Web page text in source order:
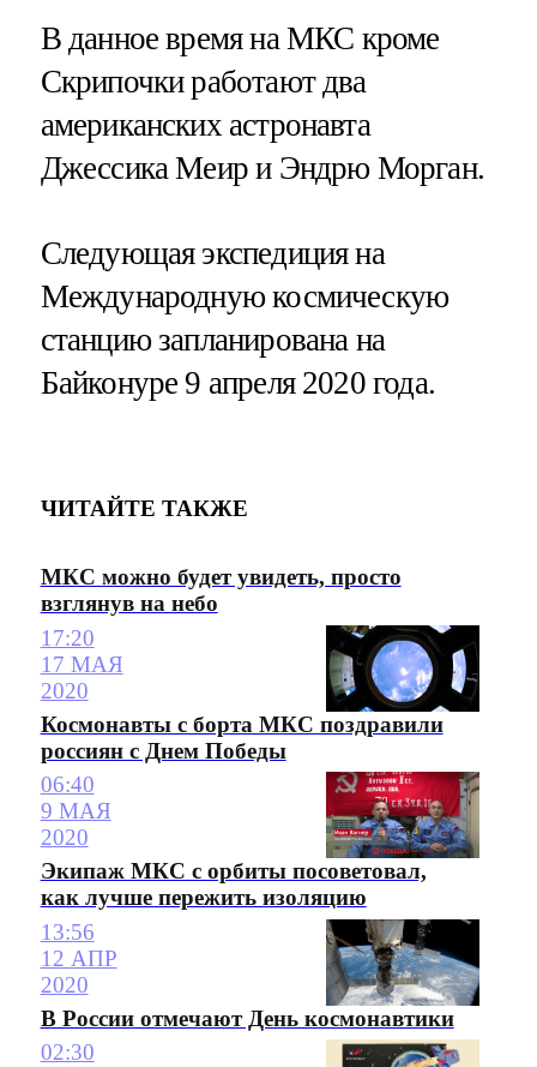
В данное время на МКС кроме
Скрипочки работают два
американских астронавта
Джессика Меир и Эндрю Морган.
Следующая экспедиция на
Международную космическую
станцию запланирована на
Байконуре 9 апреля 2020 года.
ЧИТАЙТЕ ТАКЖЕ
МКС можно будет увидеть, просто
взглянув на небо
17:20
17 МАЯ
2020
Космонавты с борта МКС поздравили
россиян с Днем Победы
06:40
9 МАЯ
2020
Экипаж МКС с орбиты посоветовал,
как лучше пережить изоляцию
13:56
12 АПР
2020
В России отмечают День космонавтики
02:30